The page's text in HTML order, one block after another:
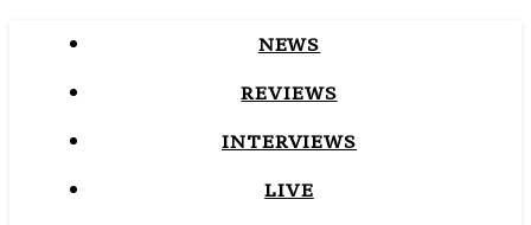
NEWS
REVIEWS
INTERVIEWS
LIVE